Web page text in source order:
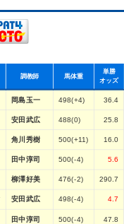
調教師 馬体重
単勝
オッズ
岡島玉一 498(+4) 36.4
安田武広 488(0) 25.8
角川秀樹 500(+11) 16.0
田中淳司 500(-4) 5.6
柳澤好美 476(-2) 290.7
安田武広 498(-4) 4.7
田中淳司 500(-4) 47.8